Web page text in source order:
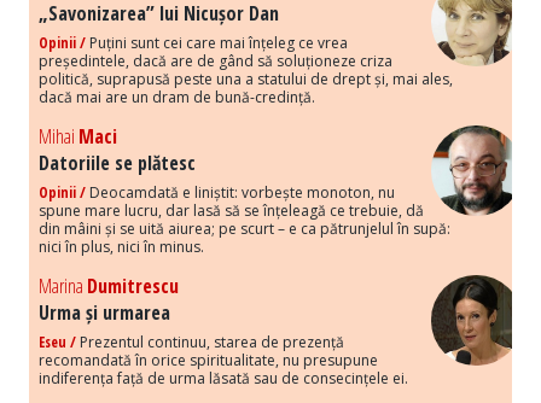
„Savonizarea” lui Nicușor Dan
Opinii / Puțini sunt cei care mai înțeleg ce vrea
președintele, dacă are de gând să soluționeze criza
politică, suprapusă peste una a statului de drept și, mai ales,
dacă mai are un dram de bună-credință.
Mihai Maci
Datoriile se plătesc
Opinii / Deocamdată e liniștit: vorbește monoton, nu
spune mare lucru, dar lasă să se înțeleagă ce trebuie, dă
din mâini și se uită aiurea; pe scurt – e ca pătrunjelul în supă:
nici în plus, nici în minus.
Marina Dumitrescu
Urma și urmarea
Eseu / Prezentul continuu, starea de prezență
recomandată în orice spiritualitate, nu presupune
indiferența față de urma lăsată sau de consecințele ei.